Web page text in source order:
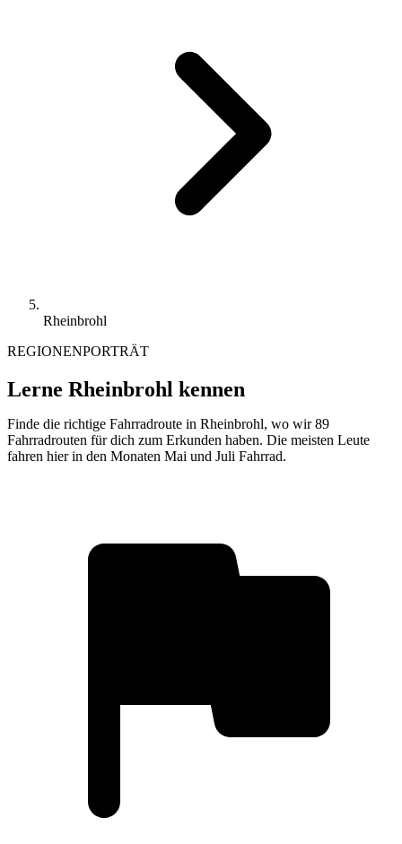
Rheinbrohl
REGIONENPORTRÄT
Lerne Rheinbrohl kennen
Finde die richtige Fahrradroute in Rheinbrohl, wo wir 89
Fahrradrouten für dich zum Erkunden haben. Die meisten Leute
fahren hier in den Monaten Mai und Juli Fahrrad.